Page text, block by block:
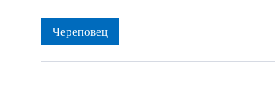
Череповец